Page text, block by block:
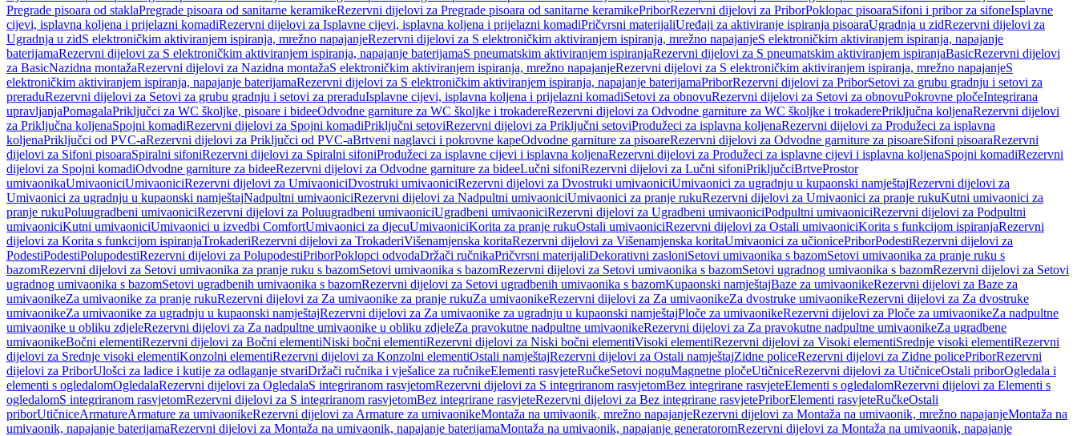
Pregrade pisoara od staklaPregrade pisoara od sanitarne keramikeRezervni dijelovi za Pregrade pisoara od sanitarne keramikePriborRezervni dijelovi za PriborPoklopac pisoaraSifoni i pribor za sifoneIsplavne
cijevi, isplavna koljena i prijelazni komadiRezervni dijelovi za Isplavne cijevi, isplavna koljena i prijelazni komadiPričvrsni materijaliUređaji za aktiviranje ispiranja pisoaraUgradnja u zidRezervni dijelovi za
Ugradnja u zidS elektroničkim aktiviranjem ispiranja, mrežno napajanjeRezervni dijelovi za S elektroničkim aktiviranjem ispiranja, mrežno napajanjeS elektroničkim aktiviranjem ispiranja, napajanje
baterijamaRezervni dijelovi za S elektroničkim aktiviranjem ispiranja, napajanje baterijamaS pneumatskim aktiviranjem ispiranjaRezervni dijelovi za S pneumatskim aktiviranjem ispiranjaBasicRezervni dijelovi
za BasicNazidna montažaRezervni dijelovi za Nazidna montažaS elektroničkim aktiviranjem ispiranja, mrežno napajanjeRezervni dijelovi za S elektroničkim aktiviranjem ispiranja, mrežno napajanjeS
elektroničkim aktiviranjem ispiranja, napajanje baterijamaRezervni dijelovi za S elektroničkim aktiviranjem ispiranja, napajanje baterijamaPriborRezervni dijelovi za PriborSetovi za grubu gradnju i setovi za
preraduRezervni dijelovi za Setovi za grubu gradnju i setovi za preraduIsplavne cijevi, isplavna koljena i prijelazni komadiSetovi za obnovuRezervni dijelovi za Setovi za obnovuPokrovne pločeIntegrirana
upravljanjaPomagalaPriključci za WC školjke, pisoare i bideeOdvodne garniture za WC školjke i trokadereRezervni dijelovi za Odvodne garniture za WC školjke i trokaderePriključna koljenaRezervni dijelovi
za Priključna koljenaSpojni komadiRezervni dijelovi za Spojni komadiPriključni setoviRezervni dijelovi za Priključni setoviProdužeci za isplavna koljenaRezervni dijelovi za Produžeci za isplavna
koljenaPriključci od PVC-aRezervni dijelovi za Priključci od PVC-aBrtveni naglavci i pokrovne kapeOdvodne garniture za pisoareRezervni dijelovi za Odvodne garniture za pisoareSifoni pisoaraRezervni
dijelovi za Sifoni pisoaraSpiralni sifoniRezervni dijelovi za Spiralni sifoniProdužeci za isplavne cijevi i isplavna koljenaRezervni dijelovi za Produžeci za isplavne cijevi i isplavna koljenaSpojni komadiRezervni
dijelovi za Spojni komadiOdvodne garniture za bideeRezervni dijelovi za Odvodne garniture za bideeLučni sifoniRezervni dijelovi za Lučni sifoniPriključciBrtveProstor
umivaonikaUmivaoniciUmivaoniciRezervni dijelovi za UmivaoniciDvostruki umivaoniciRezervni dijelovi za Dvostruki umivaoniciUmivaonici za ugradnju u kupaonski namještajRezervni dijelovi za
Umivaonici za ugradnju u kupaonski namještajNadpultni umivaoniciRezervni dijelovi za Nadpultni umivaoniciUmivaonici za pranje rukuRezervni dijelovi za Umivaonici za pranje rukuKutni umivaonici za
pranje rukuPoluugradbeni umivaoniciRezervni dijelovi za Poluugradbeni umivaoniciUgradbeni umivaoniciRezervni dijelovi za Ugradbeni umivaoniciPodpultni umivaoniciRezervni dijelovi za Podpultni
umivaoniciKutni umivaoniciUmivaonici u izvedbi ComfortUmivaonici za djecuUmivaoniciKorita za pranje rukuOstali umivaoniciRezervni dijelovi za Ostali umivaoniciKorita s funkcijom ispiranjaRezervni
dijelovi za Korita s funkcijom ispiranjaTrokaderiRezervni dijelovi za TrokaderiVišenamjenska koritaRezervni dijelovi za Višenamjenska koritaUmivaonici za učionicePriborPodestiRezervni dijelovi za
PodestiPodestiPolupodestiRezervni dijelovi za PolupodestiPriborPoklopci odvodaDržači ručnikaPričvrsni materijaliDekorativni zasloniSetovi umivaonika s bazomSetovi umivaonika za pranje ruku s
bazomRezervni dijelovi za Setovi umivaonika za pranje ruku s bazomSetovi umivaonika s bazomRezervni dijelovi za Setovi umivaonika s bazomSetovi ugradnog umivaonika s bazomRezervni dijelovi za Setovi
ugradnog umivaonika s bazomSetovi ugradbenih umivaonika s bazomRezervni dijelovi za Setovi ugradbenih umivaonika s bazomKupaonski namještajBaze za umivaonikeRezervni dijelovi za Baze za
umivaonikeZa umivaonike za pranje rukuRezervni dijelovi za Za umivaonike za pranje rukuZa umivaonikeRezervni dijelovi za Za umivaonikeZa dvostruke umivaonikeRezervni dijelovi za Za dvostruke
umivaonikeZa umivaonike za ugradnju u kupaonski namještajRezervni dijelovi za Za umivaonike za ugradnju u kupaonski namještajPloče za umivaonikeRezervni dijelovi za Ploče za umivaonikeZa nadpultne
umivaonike u obliku zdjeleRezervni dijelovi za Za nadpultne umivaonike u obliku zdjeleZa pravokutne nadpultne umivaonikeRezervni dijelovi za Za pravokutne nadpultne umivaonikeZa ugradbene
umivaonikeBočni elementiRezervni dijelovi za Bočni elementiNiski bočni elementiRezervni dijelovi za Niski bočni elementiVisoki elementiRezervni dijelovi za Visoki elementiSrednje visoki elementiRezervni
dijelovi za Srednje visoki elementiKonzolni elementiRezervni dijelovi za Konzolni elementiOstali namještajRezervni dijelovi za Ostali namještajZidne policeRezervni dijelovi za Zidne policePriborRezervni
dijelovi za PriborUlošci za ladice i kutije za odlaganje stvariDržači ručnika i vješalice za ručnikeElementi rasvjeteRučkeSetovi noguMagnetne pločeUtičniceRezervni dijelovi za UtičniceOstali priborOgledala i
elementi s ogledalomOgledalaRezervni dijelovi za OgledalaS integriranom rasvjetomRezervni dijelovi za S integriranom rasvjetomBez integrirane rasvjeteElementi s ogledalomRezervni dijelovi za Elementi s
ogledalomS integriranom rasvjetomRezervni dijelovi za S integriranom rasvjetomBez integrirane rasvjeteRezervni dijelovi za Bez integrirane rasvjetePriborElementi rasvjeteRučkeOstali
priborUtičniceArmatureArmature za umivaonikeRezervni dijelovi za Armature za umivaonikeMontaža na umivaonik, mrežno napajanjeRezervni dijelovi za Montaža na umivaonik, mrežno napajanjeMontaža na
umivaonik, napajanje baterijamaRezervni dijelovi za Montaža na umivaonik, napajanje baterijamaMontaža na umivaonik, napajanje generatoromRezervni dijelovi za Montaža na umivaonik, napajanje